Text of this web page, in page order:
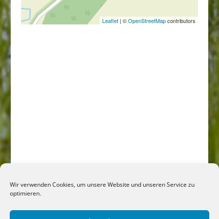
Wir verwenden Cookies, um unsere Website und unseren Service zu
optimieren.
Leaflet | ©OpenStreetMapcontributors